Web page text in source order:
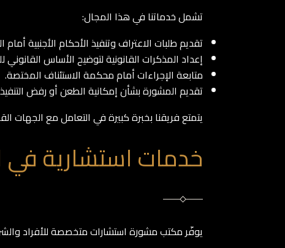
تشمل خدماتنا في هذا المجال:
تقديم طلبات الاعتراف وتنفيذ الأحكام الأجنبية
إعداد المذكرات القانونية لتوضيح الأساس القانوني
متابعة الإجراءات أمام محكمة الاستئناف المختصة.
تقديم المشورة بشأن إمكانية الطعن أو رفض
يتمتع فريقنا بخبرة كبيرة في التعامل مع الجهات
خدمات استشارية في
يوفّر مكتب مشورة استشارات متخصصة للأفراد